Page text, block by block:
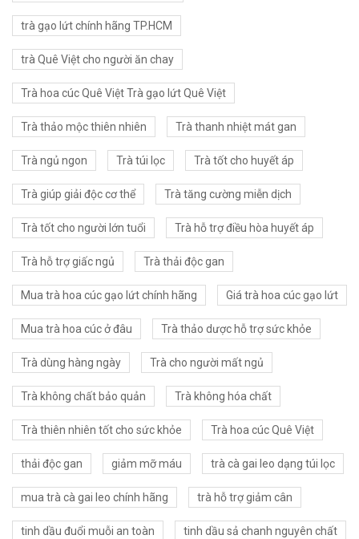
trà gạo lứt chính hãng TP.HCM
trà Quê Việt cho người ăn chay
Trà hoa cúc Quê Việt Trà gạo lứt Quê Việt
Trà thảo mộc thiên nhiên Trà thanh nhiệt mát gan
Trà ngủ ngon Trà túi lọc Trà tốt cho huyết áp
Trà giúp giải độc cơ thể Trà tăng cường miễn dịch
Trà tốt cho người lớn tuổi Trà hỗ trợ điều hòa huyết áp
Trà hỗ trợ giấc ngủ Trà thải độc gan
Mua trà hoa cúc gạo lứt chính hãng Giá trà hoa cúc gạo lứt
Mua trà hoa cúc ở đâu Trà thảo dược hỗ trợ sức khỏe
Trà dùng hàng ngày Trà cho người mất ngủ
Trà không chất bảo quản Trà không hóa chất
Trà thiên nhiên tốt cho sức khỏe Trà hoa cúc Quê Việt
thải độc gan giảm mỡ máu trà cà gai leo dạng túi lọc
mua trà cà gai leo chính hãng trà hỗ trợ giảm cân
tinh dầu đuổi muỗi an toàn tinh dầu sả chanh nguyên chất